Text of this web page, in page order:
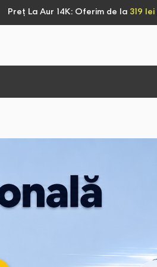
Preț La Aur 14K: Oferim de la 319 lei